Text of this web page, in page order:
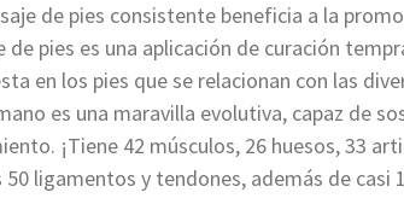
de pies consistente beneficia a la
de pies es una aplicación de curación
en los pies que se relacionan con las
es una maravilla evolutiva, capaz de
¡Tiene 42 músculos, 26 huesos, 33
50 ligamentos y tendones, además de casi